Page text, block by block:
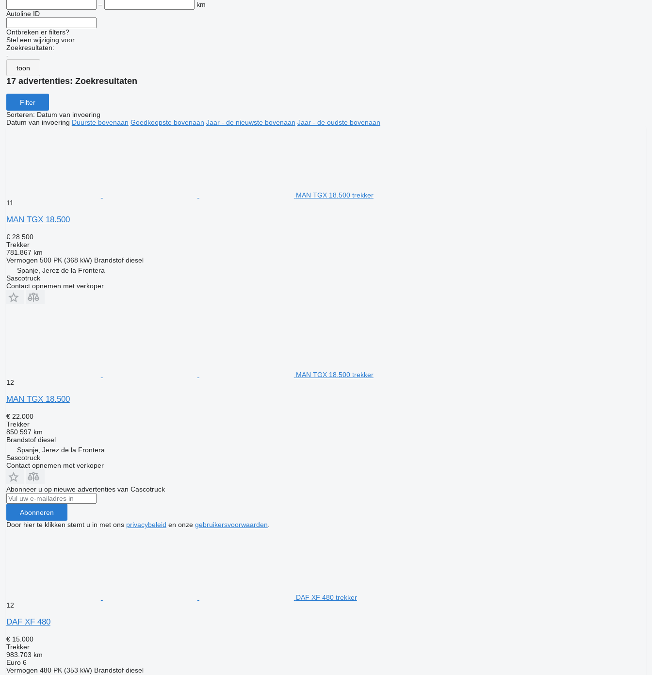
–
km
Autoline ID
Ontbreken er filters?
Stel een wijziging voor
Zoekresultaten:
-
toon
17 advertenties: Zoekresultaten
Filter
Sorteren: Datum van invoering
Datum van invoering Duurste bovenaan Goedkoopste bovenaan Jaar - de nieuwste bovenaan Jaar - de oudste bovenaan
MAN TGX 18.500 trekker
11
MAN TGX 18.500
€ 28.500
Trekker
781.867 km
Vermogen 500 PK (368 kW) Brandstof diesel
Spanje, Jerez de la Frontera
Sascotruck
Contact opnemen met verkoper
MAN TGX 18.500 trekker
12
MAN TGX 18.500
€ 22.000
Trekker
850.597 km
Brandstof diesel
Spanje, Jerez de la Frontera
Sascotruck
Contact opnemen met verkoper
Abonneer u op nieuwe advertenties van Сascotruck
Abonneren
Door hier te klikken stemt u in met ons privacybeleid en onze gebruikersvoorwaarden
DAF XF 480 trekker
12
DAF XF 480
€ 15.000
Trekker
983.703 km
Euro 6
Vermogen 480 PK (353 kW) Brandstof diesel